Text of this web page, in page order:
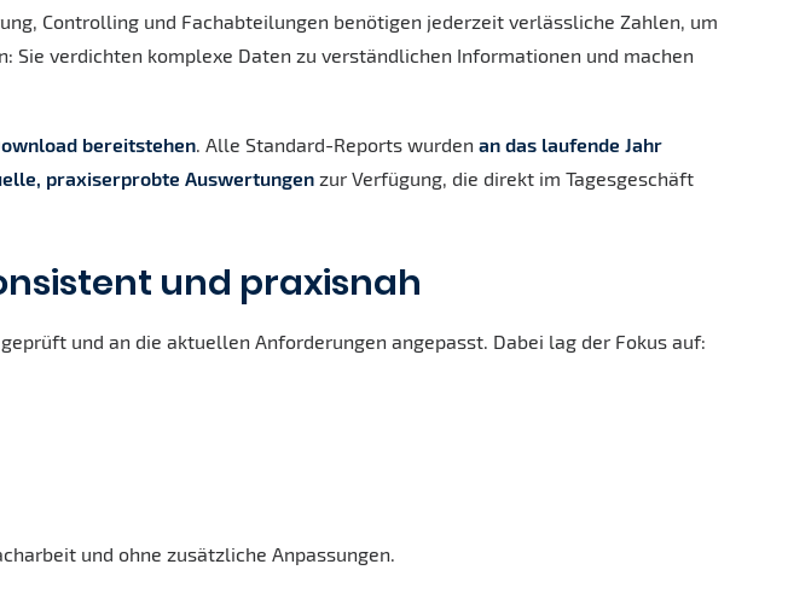
Controlling und Fachabteilungen benötigen jederzeit verlässliche Zahlen, um
verdichten komplexe Daten zu verständlichen Informationen und machen
bereitstehen. Alle Standard-Reports wurden an das laufende Jahr
praxiserprobte Auswertungen zur Verfügung, die direkt im Tagesgeschäft
und praxisnah
geprüft und an die aktuellen Anforderungen angepasst. Dabei lag der Fokus auf:
und ohne zusätzliche Anpassungen.